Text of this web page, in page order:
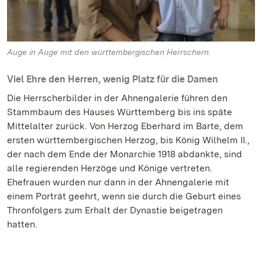
Auge in Auge mit den württembergischen Herrschern.
Viel Ehre den Herren, wenig Platz für die Damen
Die Herrscherbilder in der Ahnengalerie führen den
Stammbaum des Hauses Württemberg bis ins späte
Mittelalter zurück. Von Herzog Eberhard im Barte, dem
ersten württembergischen Herzog, bis König Wilhelm II.,
der nach dem Ende der Monarchie 1918 abdankte, sind
alle regierenden Herzöge und Könige vertreten.
Ehefrauen wurden nur dann in der Ahnengalerie mit
einem Porträt geehrt, wenn sie durch die Geburt eines
Thronfolgers zum Erhalt der Dynastie beigetragen
hatten.